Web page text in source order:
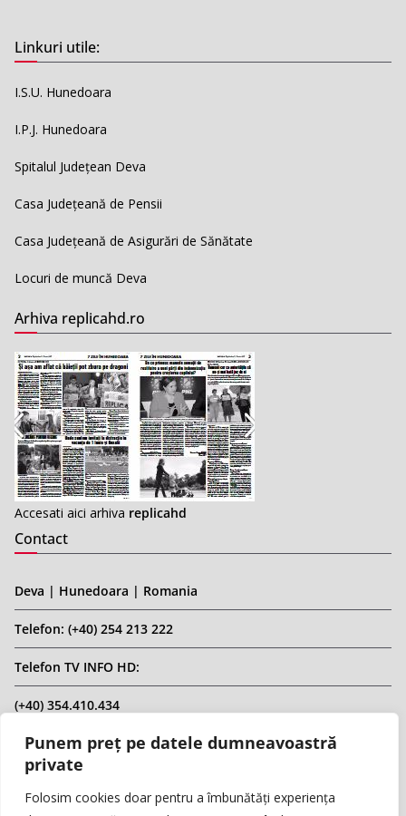
Punem preț pe datele dumneavoastră
private
Folosim cookies doar pentru a îmbunătăți experiența
Linkuri utile:
I.S.U. Hunedoara
I.P.J. Hunedoara
Spitalul Județean Deva
Casa Județeană de Pensii
Casa Județeană de Asigurări de Sănătate
Locuri de muncă Deva
Arhiva replicahd.ro
Accesati aici arhiva replicahd
Contact
Deva | Hunedoara | Romania
Telefon: (+40) 254 213 222
Telefon TV INFO HD:
(+40) 354.410.434
Email: infohd20@gmail.com
Website: www.replicahd.ro